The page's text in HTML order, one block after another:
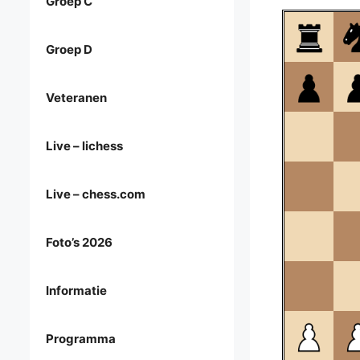
Groep D
Veteranen
Live – lichess
Live – chess.com
Foto’s 2026
Informatie
Programma